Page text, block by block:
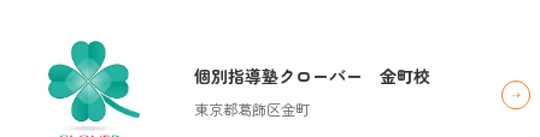
個別指導塾クローバー 金町校
東京都葛飾区金町